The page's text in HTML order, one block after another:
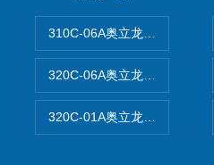
310C-06A奥立龙实验室台式
320C-06A奥立龙实验室便携
320C-01A奥立龙实验室便携